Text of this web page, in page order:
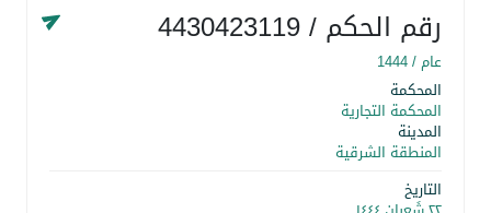
رقم الحكم/ 4430423119
عام /1444
المحكمة
المحكمة التجارية
المدينة
المنطقة الشرقية
التاريخ